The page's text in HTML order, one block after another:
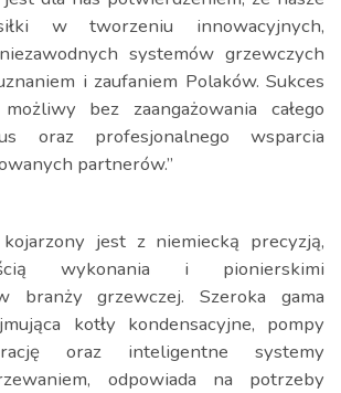
w tworzeniu innowacyjnych,
systemów grzewczych
i zaufaniem Polaków. Sukces
bez zaangażowania całego
oraz profesjonalnego wsparcia
partnerów.”
jest z niemiecką precyzją,
wykonania i pionierskimi
branży grzewczej. Szeroka gama
kotły kondensacyjne, pompy
oraz inteligentne systemy
odpowiada na potrzeby